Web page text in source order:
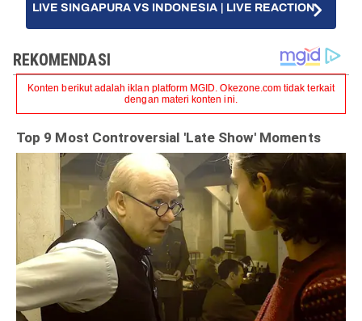
LIVE SINGAPURA VS INDONESIA | LIVE REACTION